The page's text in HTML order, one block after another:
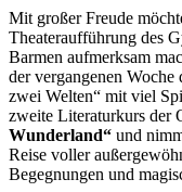
Mit großer Freude
Theateraufführung des
Barmen aufmerksam
der vergangenen
zwei Welten“ mit viel
zweite Literaturkurs der
Wunderland“ und
Reise voller
Begegnungen und